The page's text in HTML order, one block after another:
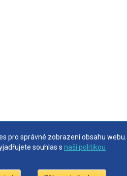
pro správné zobrazení obsahu webu.
souhlas s naší politikou
pro správné zobrazení obsahu webu.
souhlas s naší politikou